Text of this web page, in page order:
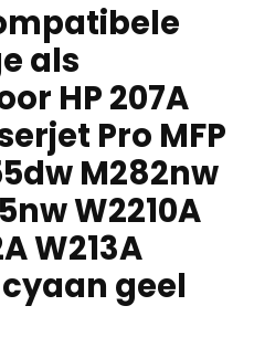
als
HP 207A
Pro MFP
M282nw
W2210A
W213A
geel